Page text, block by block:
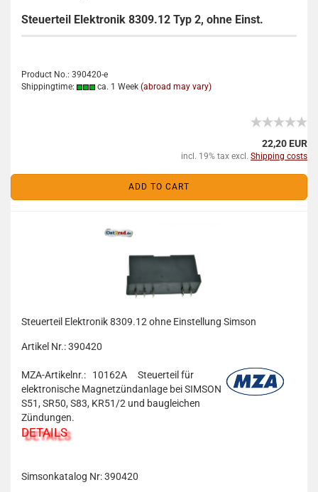
Steuerteil Elektronik 8309.12 Typ 2, ohne Einst.
Product No.: 390420-e
Shippingtime:
ca. 1 Week (abroad may vary)
22,20 EUR
incl. 19% tax excl. Shipping costs
ADD TO CART
Steuerteil Elektronik 8309.12 ohne Einstellung Simson
Artikel Nr.: 390420
MZA-Artikelnr.: 10162A
Steuerteil für
elektronische Magnetzündanlage bei SIMSON
S51, SR50, S83, KR51/2 und baugleichen
Zündungen.
DETAILS
Simsonkatalog Nr: 390420